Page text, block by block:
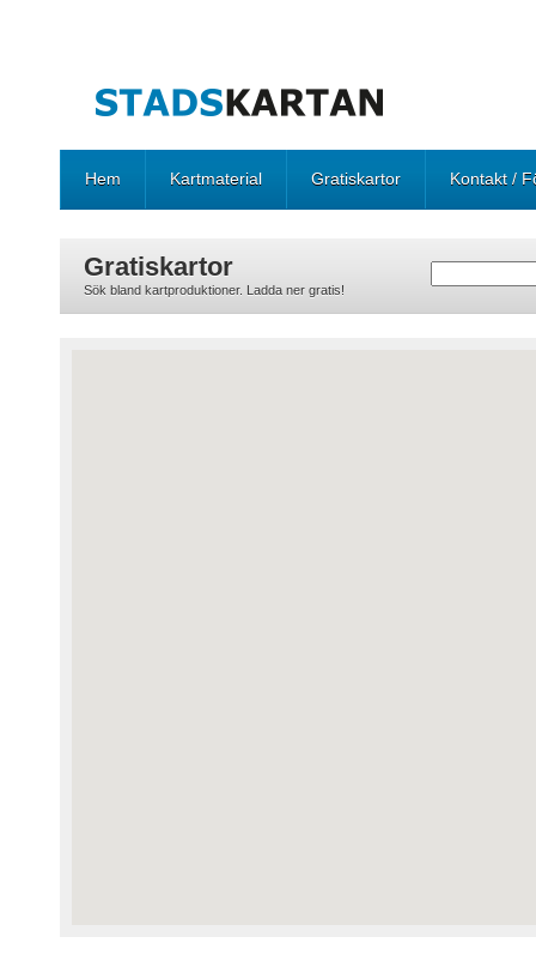
Hem Kartmaterial Gratiskartor Kontakt /
Gratiskartor
Sök bland kartproduktioner. Ladda ner gratis!